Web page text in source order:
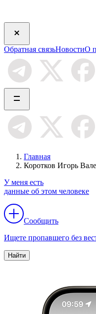
Обратная связьНовостиО
Главная
Коротков Игорь
У меня есть
данные об этом человеке
Сообщить
Ищете пропавшего без
Найти